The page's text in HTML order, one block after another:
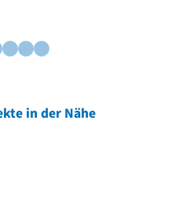
in der Nähe